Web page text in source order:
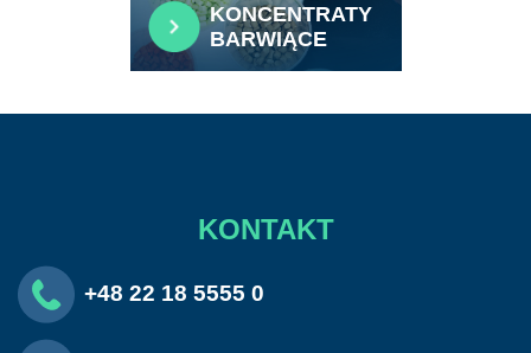
KONCENTRATY
BARWIĄCE
KONTAKT
+48 22 18 5555 0